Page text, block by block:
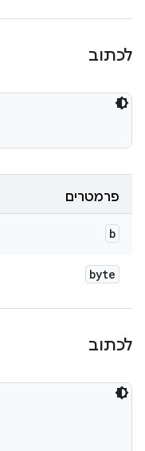
לכתוב
פרמטרים
b
byte
לכתוב